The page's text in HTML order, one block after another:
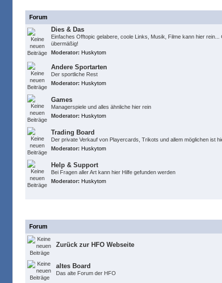
Forum
Dies & Das
Einfaches Offtopic gelabere, coole Links, Musik, Filme kann hier
übermäßig!
Moderator: Huskytom
Andere Sportarten
Der sportliche Rest
Moderator: Huskytom
Games
Managerspiele und alles ähnliche hier rein
Moderator: Huskytom
Trading Board
Der private Verkauf von Playercards, Trikots und allem möglichen ist
Moderator: Huskytom
Help & Support
Bei Fragen aller Art kann hier Hilfe gefunden werden
Moderator: Huskytom
Forum
Zurück zur HFO Webseite
altes Board
Das alte Forum der HFO